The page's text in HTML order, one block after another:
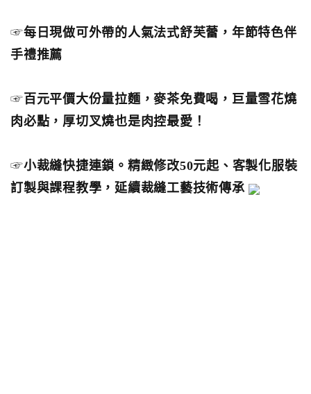
☞每日現做可外帶的人氣法式舒芙蕾，年節特色伴
手禮推薦
☞百元平價大份量拉麵，麥茶免費喝，巨量雪花燒
肉必點，厚切叉燒也是肉控最愛！
☞小裁縫快捷連鎖。精緻修改50元起、客製化服裝
訂製與課程教學，延續裁縫工藝技術傳承